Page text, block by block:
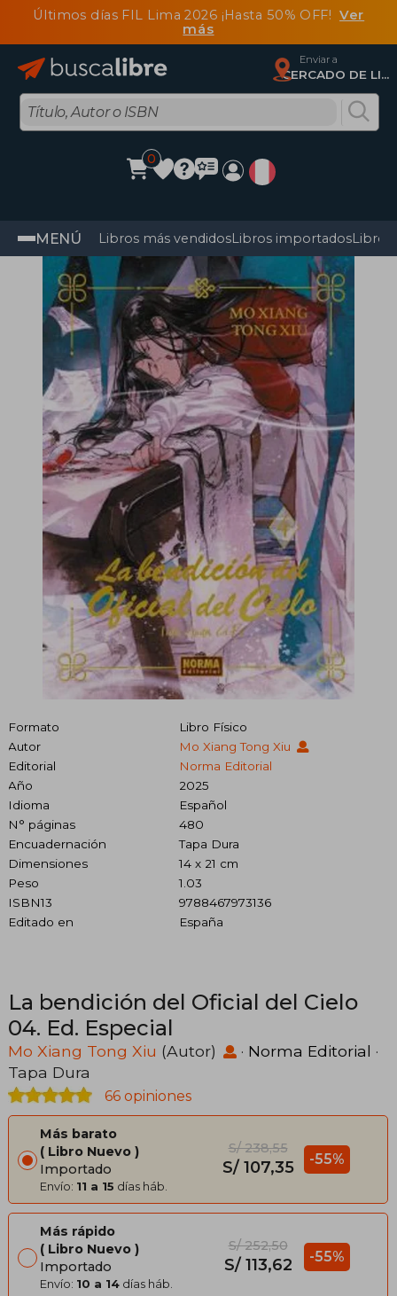
Últimos días FIL Lima 2026 ¡Hasta 50% OFF!Ver
más
Enviar a
CERCADO DE LIMA, Lima
0
MENÚ Libros más vendidosLibros importadosLibros
Formato
Libro Físico
Autor
Mo Xiang Tong Xiu
Editorial
Norma Editorial
Año
2025
Idioma
Español
N° páginas
480
Encuadernación
Tapa Dura
Dimensiones
14 x 21 cm
Peso
1.03
ISBN13
9788467973136
Editado en
España
La bendición del Oficial del Cielo
04. Ed. Especial
Mo Xiang Tong Xiu (Autor) · Norma Editorial ·
Tapa Dura
66 opiniones
Más barato
Libro Nuevo
Importado
Envío: 11 a 15 días háb.
S/ 238,55
S/ 107,35 -55%
Más rápido
Libro Nuevo
Importado
Envío: 10 a 14 días háb.
S/ 252,50
S/ 113,62 -55%